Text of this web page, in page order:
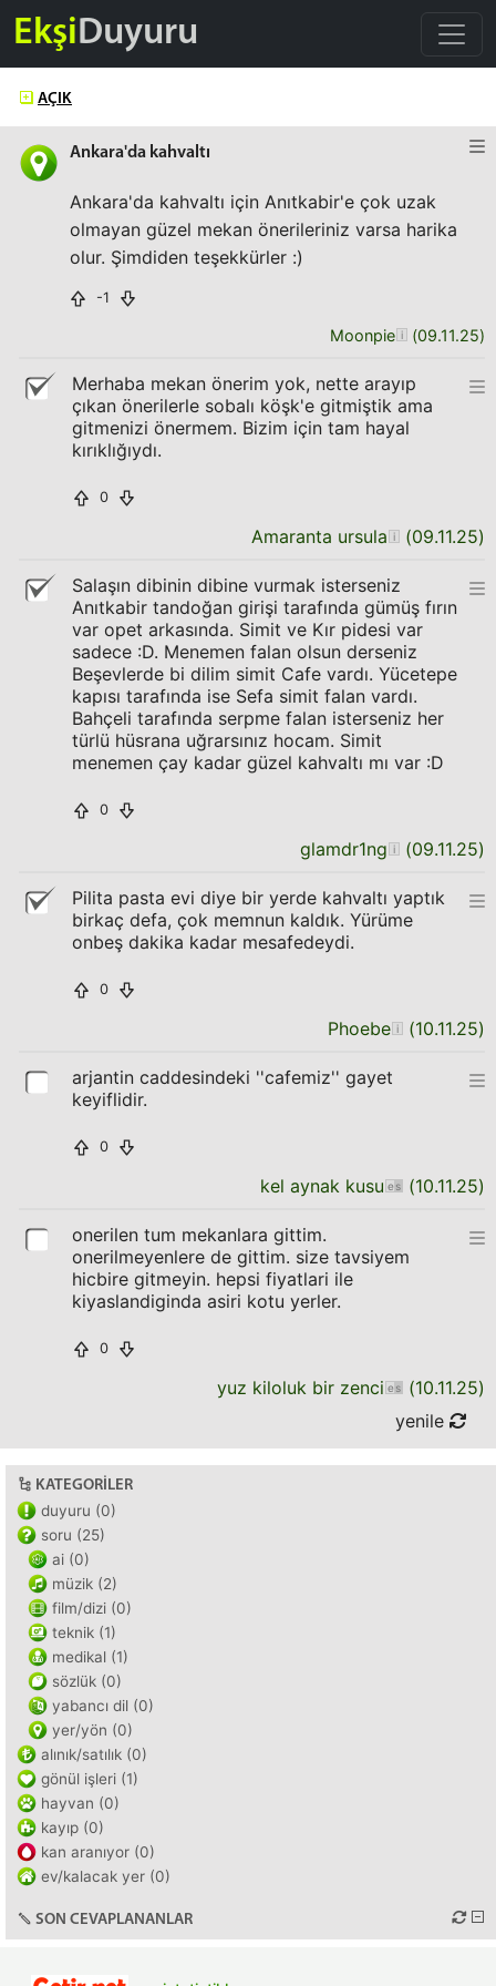
EkşiDuyuru
AÇIK
Ankara'da kahvaltı
Ankara'da kahvaltı için Anıtkabir'e çok uzak
olmayan güzel mekan önerileriniz varsa harika
olur. Şimdiden teşekkürler :)
-1
Moonpie (09.11.25)
Merhaba mekan önerim yok, nette arayıp
çıkan önerilerle sobalı köşk'e gitmiştik ama
gitmenizi önermem. Bizim için tam hayal
kırıklığıydı.
0
Amaranta ursula (09.11.25)
Salaşın dibinin dibine vurmak isterseniz
Anıtkabir tandoğan girişi tarafında gümüş fırın
var opet arkasında. Simit ve Kır pidesi var
sadece :D. Menemen falan olsun derseniz
Beşevlerde bi dilim simit Cafe vardı. Yücetepe
kapısı tarafında ise Sefa simit falan vardı.
Bahçeli tarafında serpme falan isterseniz her
türlü hüsrana uğrarsınız hocam. Simit
menemen çay kadar güzel kahvaltı mı var :D
0
glamdr1ng (09.11.25)
Pilita pasta evi diye bir yerde kahvaltı yaptık
birkaç defa, çok memnun kaldık. Yürüme
onbeş dakika kadar mesafedeydi.
0
Phoebe (10.11.25)
arjantin caddesindeki ''cafemiz'' gayet
keyiflidir.
0
kel aynak kusu (10.11.25)
onerilen tum mekanlara gittim.
onerilmeyenlere de gittim. size tavsiyem
hicbire gitmeyin. hepsi fiyatlari ile
kiyaslandiginda asiri kotu yerler.
0
yuz kiloluk bir zenci (10.11.25)
yenile
KATEGORILER
duyuru (0)
soru (25)
ai (0)
müzik (2)
film/dizi (0)
teknik (1)
medikal (1)
sözlük (0)
yabancı dil (0)
yer/yön (0)
alınık/satılık (0)
gönül işleri (1)
hayvan (0)
kayıp (0)
kan aranıyor (0)
ev/kalacak yer (0)
SON CEVAPLANANLAR